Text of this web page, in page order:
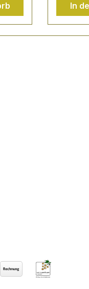
feine
strenge
In